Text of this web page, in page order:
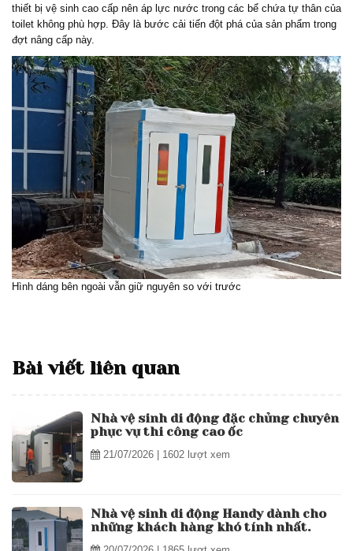
thiết bị vệ sinh cao cấp nên áp lực nước trong các bể chứa tự thân của
toilet không phù hợp. Đây là bước cải tiến đột phá của sản phẩm trong
đợt nâng cấp này.
Hình dáng bên ngoài vẫn giữ nguyên so với trước
Bài viết liên quan
Nhà vệ sinh di động đặc chủng chuyên
phục vụ thi công cao ốc
21/07/2026 | 1602 lượt xem
Nhà vệ sinh di động Handy dành cho
những khách hàng khó tính nhất.